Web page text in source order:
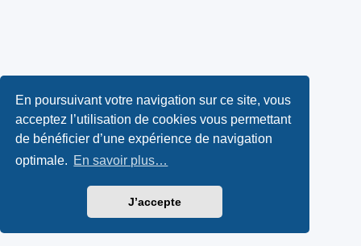
En poursuivant votre navigation sur ce site, vous
acceptez l’utilisation de cookies vous permettant
de bénéficier d’une expérience de navigation
optimale. En savoir plus…
J’accepte